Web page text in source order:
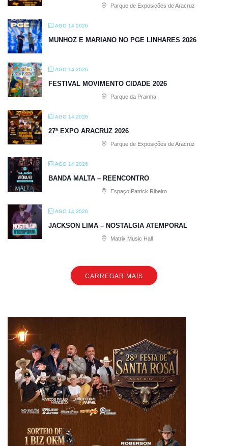
Parque de Exposições de Aracruz
AGO 14 2026
MUNHOZ E MARIANO NO PGE LINHARES 2026
AGO 14 2026
FESTIVAL MOVIMENTO CIDADE 2026
Parque da Prainha
AGO 14 2026
27ª EXPO ARACRUZ 2026
Parque de Exposições de Aracruz
AGO 14 2026
BANDA MALTA – REENCONTRO
Espaço Patrick Ribeiro
AGO 14 2026
JACKSON LIMA – NOSTALGIA ATEMPORAL
Matrix Music Hall
CARREGAR MAIS